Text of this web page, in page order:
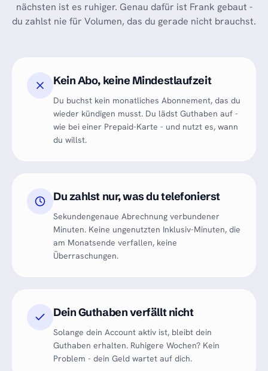
nächsten ist es ruhiger. Genau dafür ist Frank gebaut -
du zahlst nie für Volumen, das du gerade nicht brauchst.
Kein Abo, keine Mindestlaufzeit
Du buchst kein monatliches Abonnement, das du
wieder kündigen musst. Du lädst Guthaben auf -
wie bei einer Prepaid-Karte - und nutzt es, wann
du willst.
Du zahlst nur, was du telefonierst
Sekundengenaue Abrechnung verbundener
Minuten. Keine ungenutzten Inklusiv-Minuten, die
am Monatsende verfallen, keine
Überraschungen.
Dein Guthaben verfällt nicht
Solange dein Account aktiv ist, bleibt dein
Guthaben erhalten. Ruhigere Wochen? Kein
Problem - dein Geld wartet auf dich.